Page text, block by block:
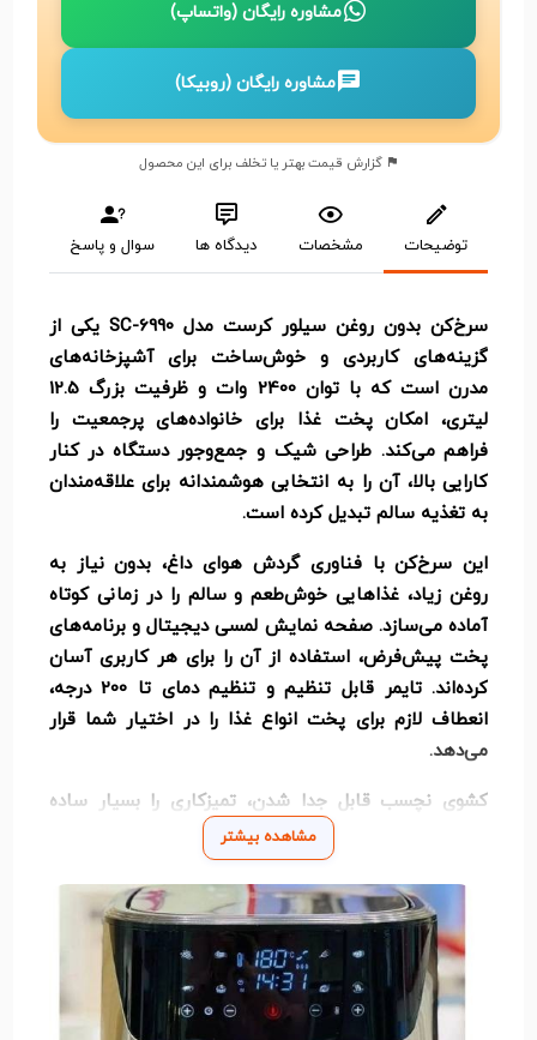
مشاوره رایگان (واتساپ)
مشاوره رایگان (روبیکا)
گزارش قیمت بهتر یا تخلف برای این محصول
توضیحات مشخصات دیدگاه ها سوال و پاسخ
سرخ‌کن بدون روغن سیلور کرست مدل SC-6990 یکی از
گزینه‌های کاربردی و خوش‌ساخت برای آشپزخانه‌های
مدرن است که با توان 2400 وات و ظرفیت بزرگ 12.5
لیتری، امکان پخت غذا برای خانواده‌های پرجمعیت را
فراهم می‌کند. طراحی شیک و جمع‌وجور دستگاه در کنار
کارایی بالا، آن را به انتخابی هوشمندانه برای علاقه‌مندان
به تغذیه سالم تبدیل کرده است.
این سرخ‌کن با فناوری گردش هوای داغ، بدون نیاز به
روغن زیاد، غذاهایی خوش‌طعم و سالم را در زمانی کوتاه
آماده می‌سازد. صفحه نمایش لمسی دیجیتال و برنامه‌های
پخت پیش‌فرض، استفاده از آن را برای هر کاربری آسان
کرده‌اند. تایمر قابل تنظیم و تنظیم دمای تا 200 درجه،
انعطاف لازم برای پخت انواع غذا را در اختیار شما قرار
می‌دهد.
کشوی نچسب قابل جدا شدن، تمیزکاری را بسیار ساده
کرده و بدنه مقاوم از جنس باکیفیت، تضمینی بر دوام
طولانی‌مدت دستگاه است. سیستم خاموشی خودکار و
قفل ایمنی نیز ایمنی در استفاده را افزایش داده‌اند.
ویژگی‌های ردیفی:
توان مصرفی 2400 وات
مشاهده بیشتر